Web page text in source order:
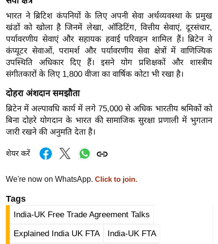
फै
श
न
घ
रे
लू
नु
स्खे
प
ट
स्थ
फि
ट
ने
भारत ने ब्रिटिश कंपनियों के लिए अपनी सेवा अर्थव्यवस्था के प्रमुख
खंडों को खोला है जिनमें लेखा, ऑडिटिंग, वित्तीय सेवाएं, दूरसंचार,
पर्यावरणीय सेवाएं और सहायक हवाई परिवहन शामिल हैं। ब्रिटेन ने
कंप्यूटर सेवाओं, परामर्श और पर्यावरणीय सेवा क्षेत्रों में वाणिज्यिक
उपस्थिति अधिकार दिए हैं। इसने योग प्रशिक्षकों और शास्त्रीय
संगीतकारों के लिए 1,800 वीजा का वार्षिक कोटा भी रखा है।
दोहरा अंशदान समझौता
ब्रिटेन में अल्पावधि कार्य में लगे 75,000 से अधिक भारतीय श्रमिकों को
बिना दोहरे योगदान के भारत की सामाजिक सुरक्षा प्रणाली में भुगतान
जारी रखने की अनुमति देता है।
शेयर करें
We're now on WhatsApp. Click to join.
Tags
India-UK Free Trade Agreement Talks
Explained India UK FTA India-UK FTA